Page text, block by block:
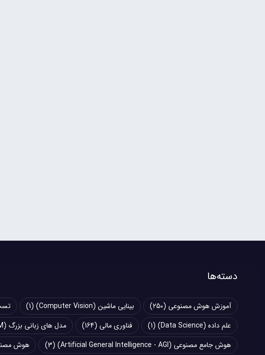
دسته‌ها
آموزش هوش مصنوعی (250) بینایی ماشین (Computer Vision) (1)
علم داده (Data Science)
(1) فناوری مالی (164) مدل های زبانی بزرگ (Large Language Models - LLM)
هوش جامع مصنوعی (Artificial General Intelligence - AGI)
(3) هوش